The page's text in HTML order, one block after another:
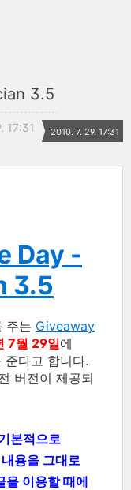
3.5
17:31 2010. 7. 29. 17:31
Day -
3.5
주는 Giveaway
7월 29일에
준다고 합니다.
버전이 제공되
본적으로
용을 그대로
을 이용할 때에